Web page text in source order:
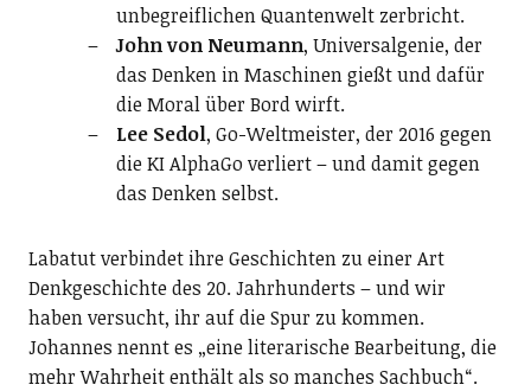
unbegreiflichen Quantenwelt zerbricht.
John von Neumann, Universalgenie, der
das Denken in Maschinen gießt und dafür
die Moral über Bord wirft.
Lee Sedol, Go-Weltmeister, der 2016 gegen
die KI AlphaGo verliert – und damit gegen
das Denken selbst.
Labatut verbindet ihre Geschichten zu einer Art
Denkgeschichte des 20. Jahrhunderts – und wir
haben versucht, ihr auf die Spur zu kommen.
Johannes nennt es „eine literarische Bearbeitung, die
mehr Wahrheit enthält als so manches Sachbuch“.